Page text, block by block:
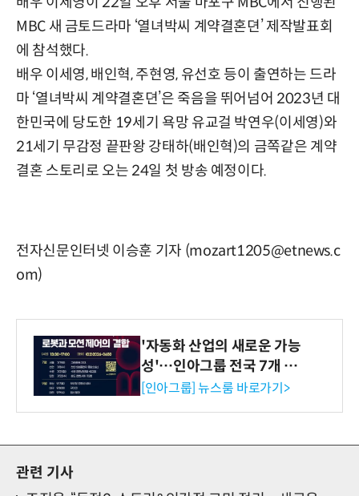
MBC 새 금토드라마 ‘열녀박씨 계약결혼뎐’ 제작발표회
에 참석했다.
배우 이세영, 배인혁, 주현영, 유선호 등이 출연하는 드라
마 ‘열녀박씨 계약결혼뎐’은 죽음을 뛰어넘어 2023년 대
한민국에 당도한 19세기 욕망 유교걸 박연우(이세영)와
21세기 무감정 끝판왕 강태하(배인혁)의 금쪽같은 계약
결혼 스토리로 오는 24일 첫 방송 예정이다.
전자신문인터넷 이승훈 기자 (mozart1205@etnews.c
om)
'자동화 산업의 새로운 가능
성'…인아그룹 전국 7개 도
시 세미나 페어 개최
[인아그룹] 뉴스룸 바로가기>
관련 기사